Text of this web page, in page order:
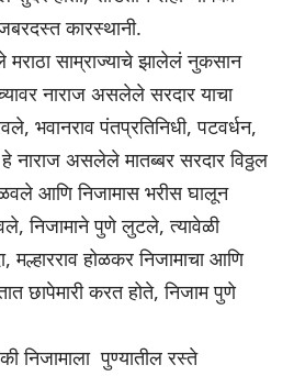
कारस्थानी.
मराठा साम्राज्याचे झालेलं नुकसान
नाराज असलेले सरदार याचा
भवानराव पंतप्रतिनिधी, पटवर्धन,
नाराज असलेले मातब्बर सरदार विठ्ठल
आणि निजामास भरीस घालून
निजामाने पुणे लुटले, त्यावेळी
मल्हारराव होळकर निजामाचा आणि
छापेमारी करत होते, निजाम पुणे
निजामाला पुण्यातील रस्ते